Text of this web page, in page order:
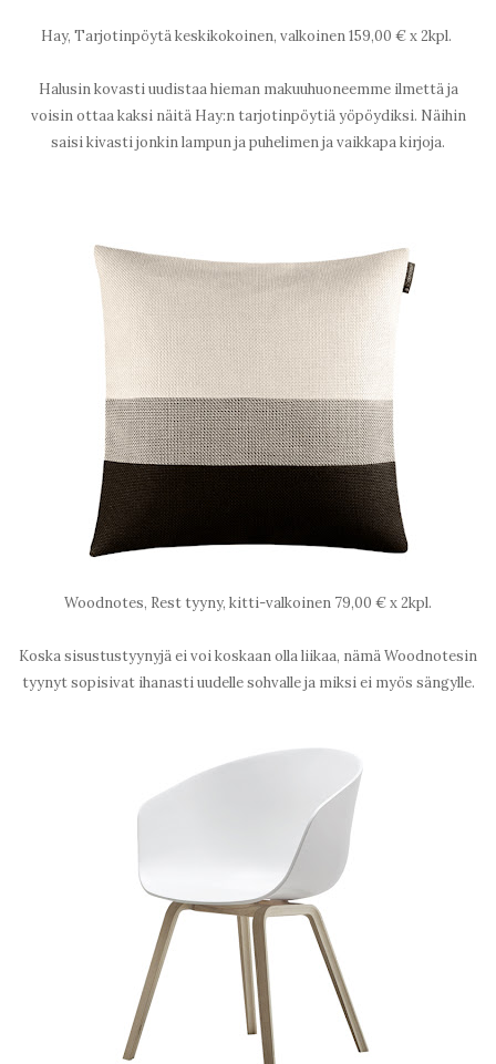
Hay, Tarjotinpöytä keskikokoinen, valkoinen 159,00 € x 2kpl.
Halusin kovasti uudistaa hieman makuuhuoneemme ilmettä ja
voisin ottaa kaksi näitä Hay:n tarjotinpöytiä yöpöydiksi. Näihin
saisi kivasti jonkin lampun ja puhelimen ja vaikkapa kirjoja.
Woodnotes, Rest tyyny, kitti-valkoinen 79,00 € x 2kpl.
Koska sisustustyynyjä ei voi koskaan olla liikaa, nämä Woodnotesin
tyynyt sopisivat ihanasti uudelle sohvalle ja miksi ei myös sängylle.